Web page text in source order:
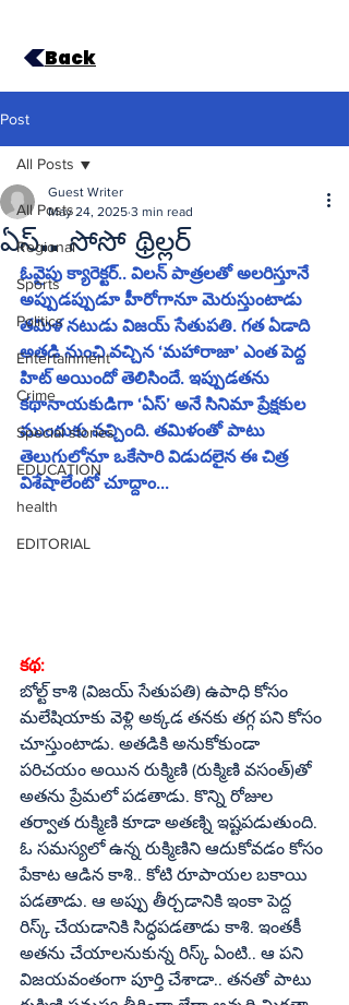
Back
Post
All Posts
Regional
Sports
Politics
Entertainment
Crime
Special stories
EDUCATION
health
EDITORIAL
All Posts
ఏస్‌.. సోసో థ్రిల్లర్‌
Guest Writer
May 24, 2025 3 min read
ఓవైపు క్యారెక్టర్‌.. విలన్‌ పాత్రలతో అలరిస్తూనే
అప్పుడప్పుడూ హీరోగానూ మెరుస్తుంటాడు
తమిళ నటుడు విజయ్‌ సేతుపతి. గత ఏడాది
అతడి నుంచి వచ్చిన ‘మహారాజా’ ఎంత పెద్ద
హిట్‌ అయిందో తెలిసిందే. ఇప్పుడతను
కథానాయకుడిగా ‘ఏస్‌’ అనే సినిమా ప్రేక్షకుల
ముందుకు వచ్చింది. తమిళంతో పాటు
తెలుగులోనూ ఒకేసారి విడుదలైన ఈ చిత్ర
విశేషాలేంటో చూద్దాం...
కథ:
బోల్ట్‌ కాశి (విజయ్‌ సేతుపతి) ఉపాధి కోసం
మలేషియాకు వెళ్లి అక్కడ తనకు తగ్గ పని కోసం
చూస్తుంటాడు. అతడికి అనుకోకుండా
పరిచయం అయిన రుక్మిణి (రుక్మిణి వసంత్‌)తో
అతను ప్రేమలో పడతాడు. కొన్ని రోజుల
తర్వాత రుక్మిణి కూడా అతణ్ని ఇష్టపడుతుంది.
ఓ సమస్యలో ఉన్న రుక్మిణిని ఆదుకోవడం కోసం
పేకాట ఆడిన కాశి.. కోటి రూపాయల బకాయి
పడతాడు. ఆ అప్పు తీర్చడానికి ఇంకా పెద్ద
రిస్క్‌ చేయడానికి సిద్ధపడతాడు కాశి. ఇంతకీ
అతను చేయాలనుకున్న రిస్క్‌ ఏంటి.. ఆ పని
విజయవంతంగా పూర్తి చేశాడా.. తనతో పాటు